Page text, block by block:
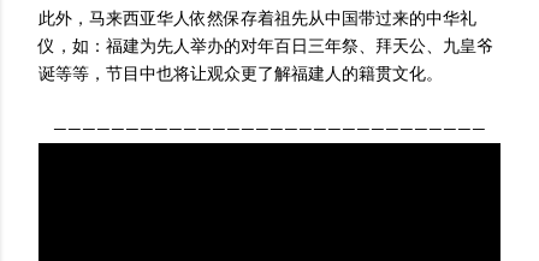
此外，马来西亚华人依然保存着祖先从中国带过来的中华礼
仪，如：福建为先人举办的对年百日三年祭、拜天公、九皇爷
诞等等，节目中也将让观众更了解福建人的籍贯文化。
——————————————————————————————